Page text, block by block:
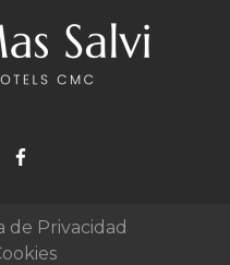
de Privacidad